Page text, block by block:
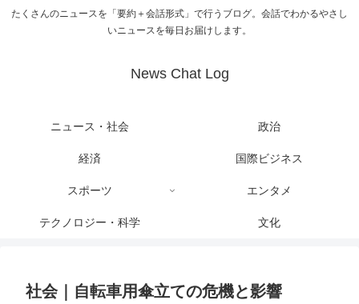
たくさんのニュースを「要約＋会話形式」で行うブログ。会話でわかるやさし
いニュースを毎日お届けします。
News Chat Log
ニュース・社会 政治
経済 国際ビジネス
スポーツ エンタメ
テクノロジー・科学 文化
社会｜自転車用傘立ての危機と影響